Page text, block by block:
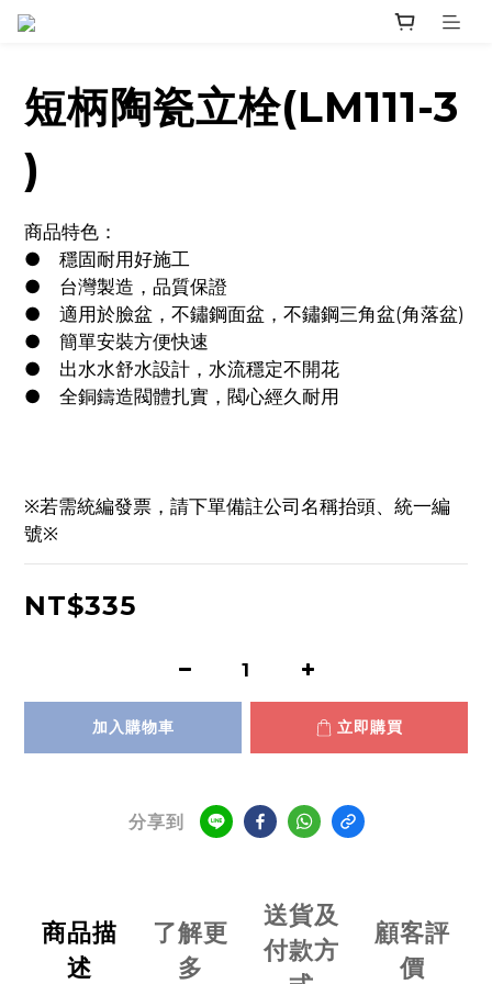
短柄陶瓷立栓(LM111-3
)
商品特色：
●	穩固耐用好施工
●	台灣製造，品質保證
●	適用於臉盆，不鏽鋼面盆，不鏽鋼三角盆(角落盆)
●	簡單安裝方便快速
●	出水水舒水設計，水流穩定不開花
※若需統編發票，請下單備註公司名稱抬頭、統一編
號※
NT$335
加入購物車 立即購買
分享到
商品描
述
了解更
多
送貨及
付款方
顧客評
價